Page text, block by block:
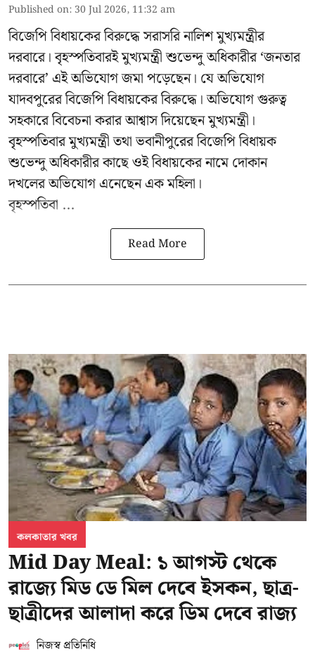
Published on: 30 Jul 2026, 11:32 am
বিজেপি বিধায়কের বিরুদ্ধে সরাসরি নালিশ মুখ্যমন্ত্রীর
দরবারে। বৃহস্পতিবারই মুখ্যমন্ত্রী শুভেন্দু অধিকারীর ‘জনতার
দরবারে’ এই অভিযোগ জমা পড়েছেন। যে অভিযোগ
যাদবপুরের বিজেপি বিধায়কের বিরুদ্ধে। অভিযোগ গুরুত্ব
সহকারে বিবেচনা করার আশ্বাস দিয়েছেন মুখ্যমন্ত্রী।
বৃহস্পতিবার মুখ্যমন্ত্রী তথা ভবানীপুরের বিজেপি বিধায়ক
শুভেন্দু অধিকারীর কাছে ওই বিধায়কের নামে দোকান
দখলের অভিযোগ এনেছেন এক মহিলা।
বৃহস্পতিবা ...
Read More
কলকাতার খবর
Mid Day Meal: ১ আগস্ট থেকে
রাজ্যে মিড ডে মিল দেবে ইসকন, ছাত্র-
ছাত্রীদের আলাদা করে ডিম দেবে রাজ্য
নিজস্ব প্রতিনিধি